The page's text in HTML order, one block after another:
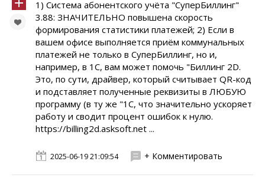
1) Система абонентского учёта "СуперБиллинг"
3.88: ЗНАЧИТЕЛЬНО повышена скорость
формирования статистики платежей; 2) Если в
вашем офисе выполняется приём коммунальных
платежей не только в СуперБиллинг, но и,
например, в 1С, вам может помочь "Биллинг 2D.
Это, по сути, драйвер, который считывает QR-код
и подставляет полученные реквизиты в ЛЮБУЮ
программу (в ту же "1С, что значительно ускоряет
работу и сводит процент ошибок к нулю.
https://billing2d.asksoft.net ...
2025-06-19 21:09:54 + Комментировать